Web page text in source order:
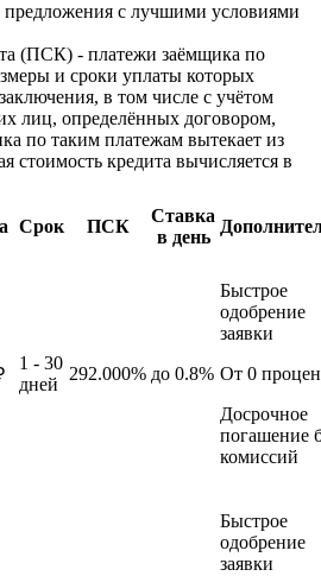
предложения с лучшими условиями
(ПСК) - платежи заёмщика по
и сроки уплаты которых
в том числе с учётом
лиц, определённых договором,
по таким платежам вытекает из
стоимость кредита вычисляется в
Срок ПСК
Ставка
в день
1 - 30
дней
292.000% до 0.8%
Быстрое
одобрение
заявки
От 0
Досрочное
погашение
комиссий
Быстрое
одобрение
заявки